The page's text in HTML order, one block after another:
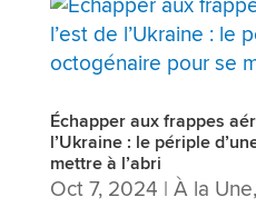
Échapper aux frappes
l’Ukraine : le périple
mettre à l’abri
Oct 7, 2024 | À la Une,